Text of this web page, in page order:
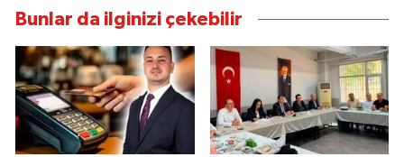
Bunlar da ilginizi çekebilir